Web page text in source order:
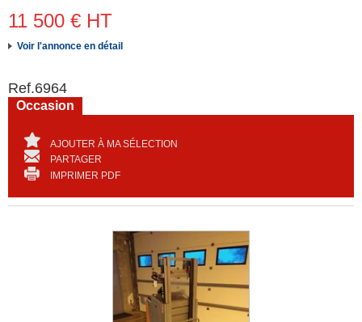
11 500 € HT
Voir l'annonce en détail
Ref.6964
Occasion
AJOUTER À MA SÉLECTION
PARTAGER
IMPRIMER PDF